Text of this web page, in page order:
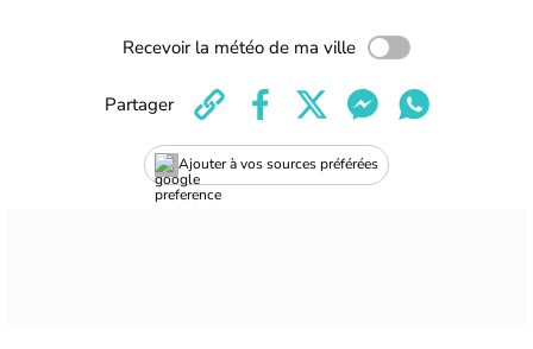
Recevoir la météo de ma ville
Ajouter à vos sources préférées
Partager